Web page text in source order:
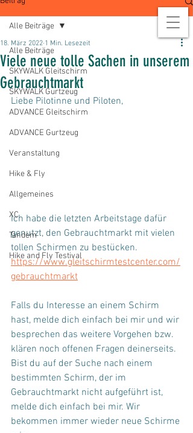
Alle Beiträge
SKYWALK Gleitschirm
SKYWALK Gurtzeug
ADVANCE Gleitschirm
ADVANCE Gurtzeug
Veranstaltung
Hike & Fly
Allgemeines
XC
Tandem
Hike and Fly Testival
Alle Beiträge
Viele neue tolle Sachen in unserem
Gebrauchtmarkt
18. März 2022 1 Min. Lesezeit
Liebe Pilotinne und Piloten,
Ich habe die letzten Arbeitstage dafür
genutzt, den Gebrauchtmarkt mit vielen
tollen Schirmen zu bestücken.
https://www.gleitschirmtestcenter.com/
gebrauchtmarkt
Falls du Interesse an einem Schirm
hast, melde dich einfach bei mir und wir
besprechen das weitere Vorgehen bzw.
klären noch offenen Fragen deinerseits.
Bist du auf der Suche nach einem
bestimmten Schirm, der im
Gebrauchtmarkt nicht aufgeführt ist,
melde dich einfach bei mir. Wir
bekommen immer wieder neue Schirme